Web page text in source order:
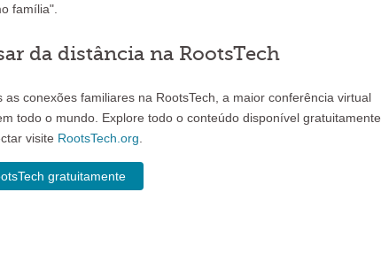
família".
da distância na RootsTech
conexões familiares na RootsTech, a maior conferência virtual
todo o mundo. Explore todo o conteúdo disponível gratuitamente
visite RootsTech.org
gratuitamente